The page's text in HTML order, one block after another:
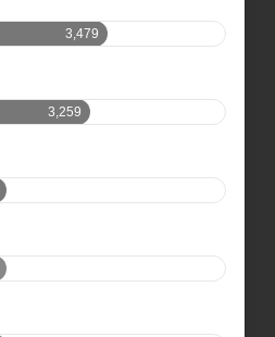
3,479
3,259